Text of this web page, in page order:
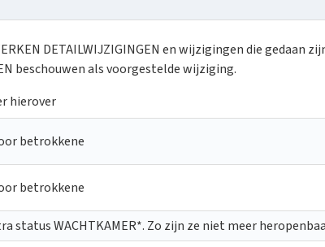
DETAILWIJZIGINGEN en wijzigingen die gedaan
beschouwen als voorgestelde wijziging.
hierover
betrokkene
betrokkene
status WACHTKAMER*. Zo zijn ze niet meer